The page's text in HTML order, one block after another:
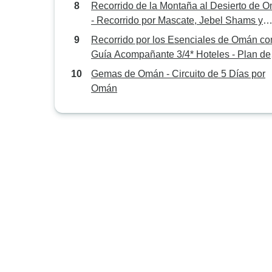
Recorrido de la Montaña al Desierto de
- Recorrido por Mascate, Jebel Shams y
Wahiba
Recorrido por los Esenciales de Omán
Guía Acompañante 3/4* Hoteles - Plan de
Pensión Completa
Gemas de Omán - Circuito de 5 Días por
Omán